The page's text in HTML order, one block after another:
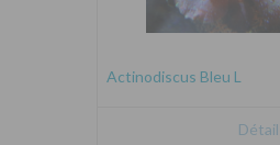
Actinodiscus Bleu L